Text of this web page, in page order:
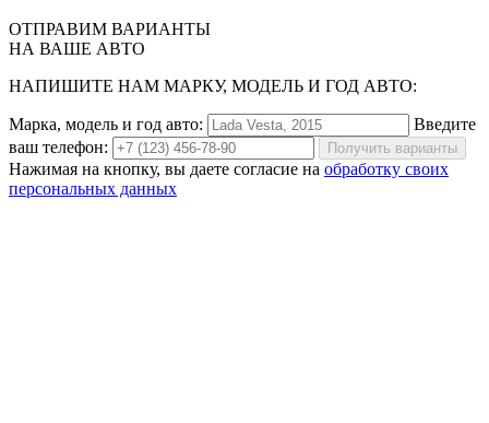
ОТПРАВИМ ВАРИАНТЫ
НА ВАШЕ АВТО
НАПИШИТЕ НАМ МАРКУ, МОДЕЛЬ И ГОД АВТО:
Марка, модель и год авто:
Введите
ваш телефон:
Получить варианты
Нажимая на кнопку, вы даете согласие на обработку своих
персональных данных